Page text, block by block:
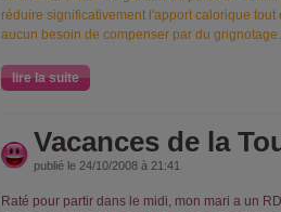
réduire significativement l'apport calorique
aucun besoin de compenser par du grignotage.
lire la suite
Vacances de la
publié le 24/10/2008 à 21:41
Raté pour partir dans le midi, mon mari a un